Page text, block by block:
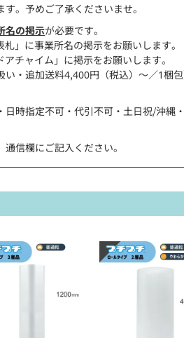
。予めご了承くださいませ。
名の掲示が必要です。
」に事業所名の掲示をお願いします。
チャイム」に掲示をお願いします。
・追加送料4,400円（税込）～／1梱
日時指定不可・代引不可・土日祝/沖縄
信欄にご記入ください。